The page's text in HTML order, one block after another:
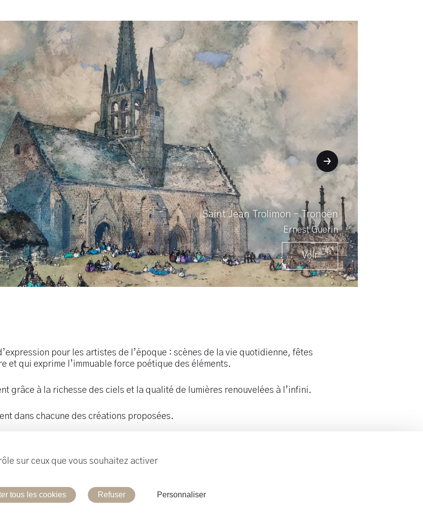
Saint Jean Trolimon – Tronoën
Ernest Guerin
Voir
pour les artistes de l’époque : scènes de la vie quotidienne, fêtes
et qui exprime l’immuable force poétique des éléments.
grâce à la richesse des ciels et la qualité de lumières renouvelées à l’infini.
dans chacune des créations proposées.
sur ceux que vous souhaitez activer
tous les cookies Refuser Personnaliser